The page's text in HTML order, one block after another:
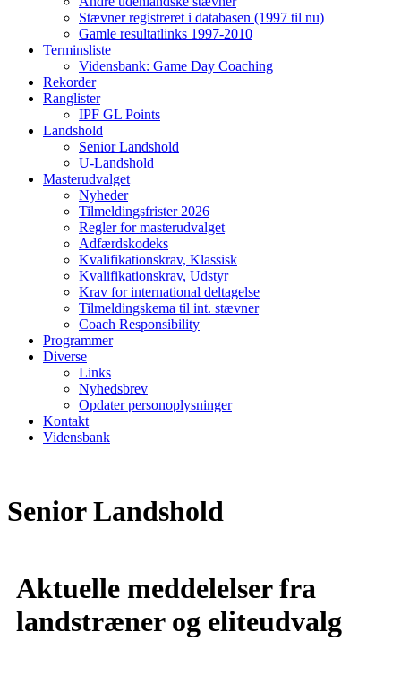
Stævner registreret i databasen (1997 til nu)
Gamle resultatlinks 1997-2010
Terminsliste
Vidensbank: Game Day Coaching
Rekorder
Ranglister
IPF GL Points
Landshold
Senior Landshold
U-Landshold
Masterudvalget
Nyheder
Tilmeldingsfrister 2026
Regler for masterudvalget
Adfærdskodeks
Kvalifikationskrav, Klassisk
Kvalifikationskrav, Udstyr
Krav for international deltagelse
Tilmeldingskema til int. stævner
Coach Responsibility
Programmer
Diverse
Links
Nyhedsbrev
Opdater personoplysninger
Kontakt
Vidensbank
Senior Landshold
Aktuelle meddelelser fra
landstræner og eliteudvalg